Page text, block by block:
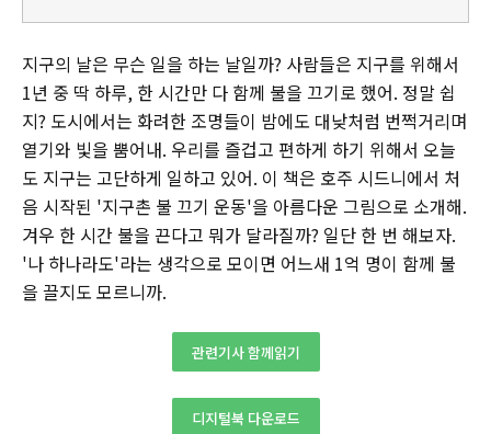
지구의 날은 무슨 일을 하는 날일까? 사람들은 지구를 위해서
1년 중 딱 하루, 한 시간만 다 함께 불을 끄기로 했어. 정말 쉽
지? 도시에서는 화려한 조명들이 밤에도 대낮처럼 번쩍거리며
열기와 빛을 뿜어내. 우리를 즐겁고 편하게 하기 위해서 오늘
도 지구는 고단하게 일하고 있어. 이 책은 호주 시드니에서 처
음 시작된 '지구촌 불 끄기 운동'을 아름다운 그림으로 소개해.
겨우 한 시간 불을 끈다고 뭐가 달라질까? 일단 한 번 해보자.
'나 하나라도'라는 생각으로 모이면 어느새 1억 명이 함께 불
을 끌지도 모르니까.
관련기사 함께읽기
디지털북 다운로드